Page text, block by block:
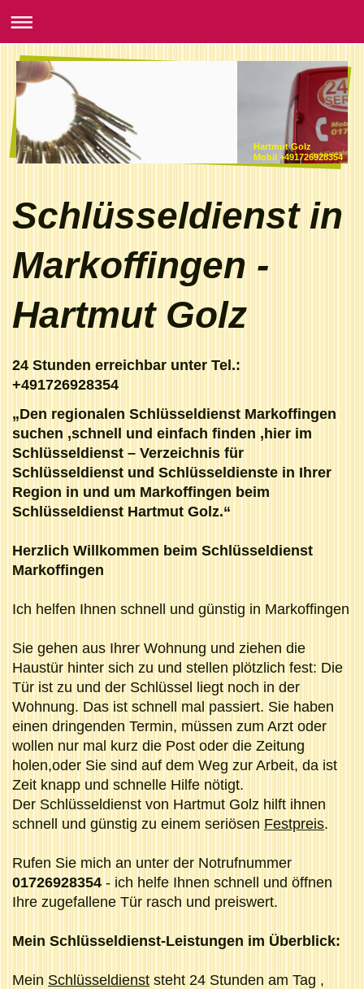
Hartmut Golz
Mobil +491726928354
Schlüsseldienst in
Markoffingen -
Hartmut Golz
24 Stunden erreichbar unter Tel.:
+491726928354
„Den regionalen Schlüsseldienst Markoffingen
suchen ,schnell und einfach finden ,hier im
Schlüsseldienst – Verzeichnis für
Schlüsseldienst und Schlüsseldienste in Ihrer
Region in und um Markoffingen beim
Schlüsseldienst Hartmut Golz.“
Herzlich Willkommen beim Schlüsseldienst
Markoffingen
Ich helfen Ihnen schnell und günstig in Markoffingen
Sie gehen aus Ihrer Wohnung und ziehen die
Haustür hinter sich zu und stellen plötzlich fest: Die
Tür ist zu und der Schlüssel liegt noch in der
Wohnung. Das ist schnell mal passiert. Sie haben
einen dringenden Termin, müssen zum Arzt oder
wollen nur mal kurz die Post oder die Zeitung
holen,oder Sie sind auf dem Weg zur Arbeit, da ist
Zeit knapp und schnelle Hilfe nötigt.
Der Schlüsseldienst von Hartmut Golz hilft ihnen
schnell und günstig zu einem seriösen Festpreis.
Rufen Sie mich an unter der Notrufnummer
01726928354 - ich helfe Ihnen schnell und öffnen
Ihre zugefallene Tür rasch und preiswert.
Mein Schlüsseldienst-Leistungen im Überblick:
Mein Schlüsseldienst steht 24 Stunden am Tag ,